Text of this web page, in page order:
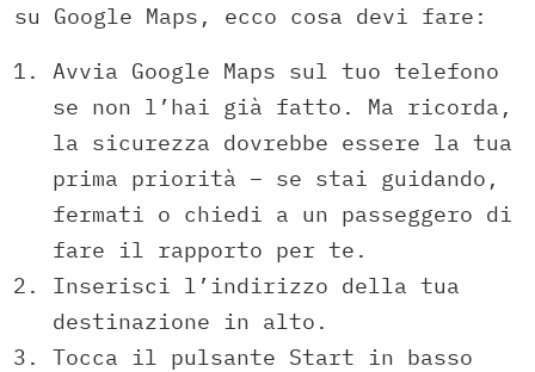
su Google Maps, ecco cosa devi fare:
Avvia Google Maps sul tuo telefono
se non l’hai già fatto. Ma ricorda,
la sicurezza dovrebbe essere la tua
prima priorità – se stai guidando,
fermati o chiedi a un passeggero di
fare il rapporto per te.
Inserisci l’indirizzo della tua
destinazione in alto.
Tocca il pulsante Start in basso